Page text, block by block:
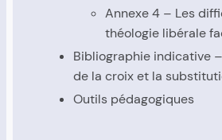
Annexe 4 – Les
théo­lo­gie libé­rale
Biblio­gra­phie indi­ca­tive
de la croix et la
Outils péda­go­giques